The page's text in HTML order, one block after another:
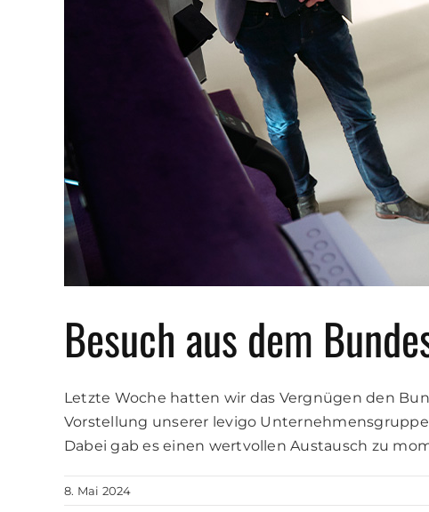
Besuch aus dem
Letzte Woche hatten wir das Vergnügen den
Vorstellung unserer levigo
Dabei gab es einen wertvollen Austausch zu
8. Mai 2024